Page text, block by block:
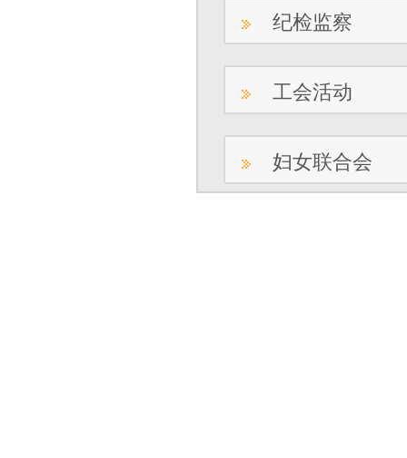
纪检监察
工会活动
妇女联合会